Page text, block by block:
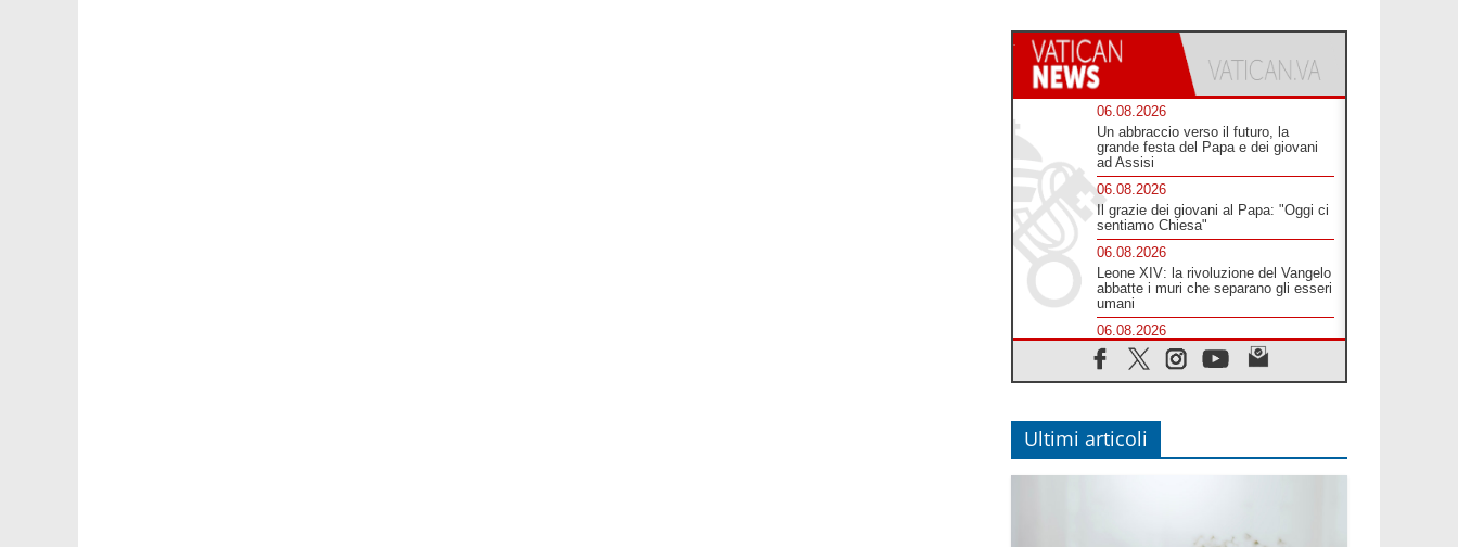
06.08.2026
Un abbraccio verso il futuro, la
grande festa del Papa e dei giovani
ad Assisi
06.08.2026
Il grazie dei giovani al Papa: "Oggi ci
sentiamo Chiesa"
06.08.2026
Leone XIV: la rivoluzione del Vangelo
abbatte i muri che separano gli esseri
umani
06.08.2026
Fra Marco Vianelli: alla scuola di san
Francesco per imparare il Vangelo
della pace
Hiroshima, ad 81 anni dalla bomba
resta alto il richiamo al disarmo
mondiale
delle contrapposizioni
Ultimi articoli